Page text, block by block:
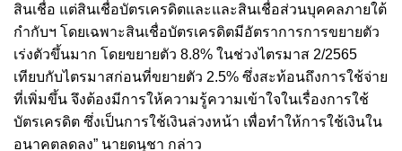
สินเชื่อ แต่สินเชื่อบัตรเครดิตและและสินเชื่อส่วนบุคคลภายใต้
กำกับฯ โดยเฉพาะสินเชื่อบัตรเครดิตมีอัตราการการขยายตัว
เร่งตัวขึ้นมาก โดยขยายตัว 8.8% ในช่วงไตรมาส 2/2565
เทียบกับไตรมาสก่อนที่ขยายตัว 2.5% ซึ่งสะท้อนถึงการใช้จ่าย
ที่เพิ่มขึ้น จึงต้องมีการให้ความรู้ความเข้าใจในเรื่องการใช้
บัตรเครดิต ซึ่งเป็นการใช้เงินล่วงหน้า เพื่อทำให้การใช้เงินใน
อนาคตลดลง” นายดนุชา กล่าว